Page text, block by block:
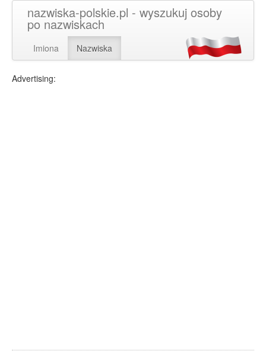
nazwiska-polskie.pl - wyszukuj osoby
po nazwiskach
Imiona Nazwiska
Advertising: